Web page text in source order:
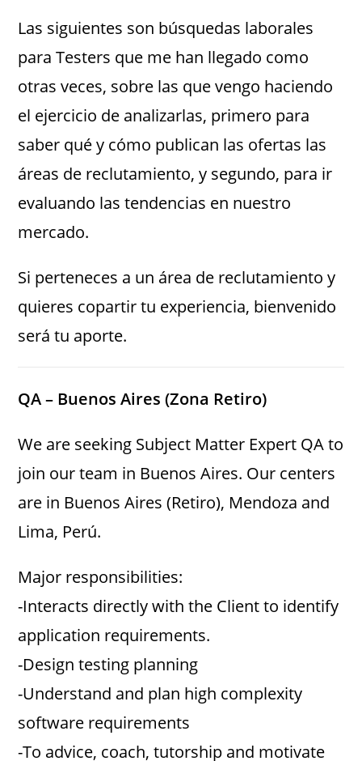
Las siguientes son búsquedas laborales
para Testers que me han llegado como
otras veces, sobre las que vengo haciendo
el ejercicio de analizarlas, primero para
saber qué y cómo publican las ofertas las
áreas de reclutamiento, y segundo, para ir
evaluando las tendencias en nuestro
mercado.
Si perteneces a un área de reclutamiento y
quieres copartir tu experiencia, bienvenido
será tu aporte.
QA – Buenos Aires (Zona Retiro)
We are seeking Subject Matter Expert QA to
join our team in Buenos Aires. Our centers
are in Buenos Aires (Retiro), Mendoza and
Lima, Perú.
Major responsibilities:
-Interacts directly with the Client to identify
application requirements.
-Design testing planning
-Understand and plan high complexity
software requirements
-To advice, coach, tutorship and motivate